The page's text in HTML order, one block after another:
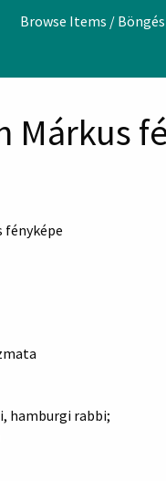
Browse Items /
Márkus
fényképe
hamburgi rabbi;